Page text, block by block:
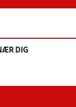
DIG